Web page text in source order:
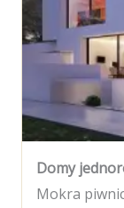
Domy
Mokra